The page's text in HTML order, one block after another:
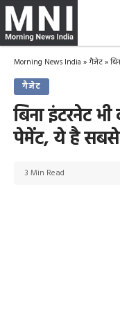
Morning News India »गैजेट»
गैजेट
बिना इंटरनेट
पेमेंट, ये है
3 Min Read